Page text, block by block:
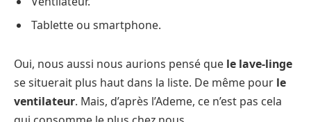
Tablette ou smartphone.
Oui, nous aussi nous aurions pensé que le lave-linge
se situerait plus haut dans la liste. De même pour le
ventilateur. Mais, d’après l’Ademe, ce n’est pas cela